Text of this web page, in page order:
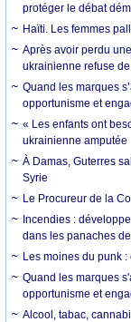
protéger le débat
Haïti. Les femmes
Après avoir perdu
ukrainienne refuse
Quand les marques
opportunisme et
« Les enfants ont
ukrainienne amputée
À Damas, Guterres
Syrie
Le Procureur de la
Incendies :
dans les panaches
Les moines du punk
Quand les marques
opportunisme et
Alcool, tabac,